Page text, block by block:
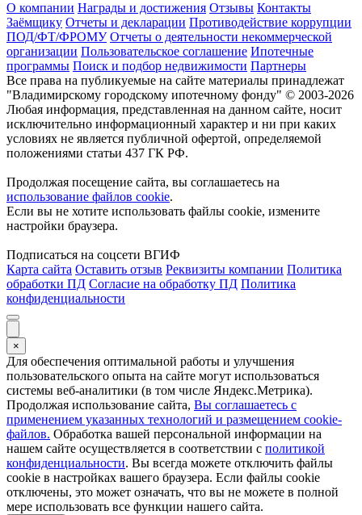
О компании Награды и достижения Отзывы Контакты
Заёмщику Отчеты и декларации Противодействие коррупции
ПОД/ФТ/ФРОМУ Отчеты о деятельности некоммерческой
организации Пользовательское соглашение Ипотечные
программы Поиск и подбор недвижимости Партнеры
Все права на публикуемые на сайте материалы принадлежат
"Владимирскому городскому ипотечному фонду" © 2003-2026
Любая информация, представленная на данном сайте, носит
исключительно информационный характер и ни при каких
условиях не является публичной офертой, определяемой
положениями статьи 437 ГК РФ.
Продолжая посещение сайта, вы соглашаетесь на
использование файлов cookie.
Если вы не хотите использовать файлы cookie, измените
настройки браузера.
Подписаться на соцсети ВГИФ
Карта сайта Оставить отзыв Реквизиты компании Политика
обработки ПД Согласие на обработку ПД Политика
конфиденциальности
×
Для обеспечения оптимальной работы и улучшения
пользовательского опыта на сайте могут использоваться
системы веб-аналитики (в том числе Яндекс.Метрика).
Продолжая использование сайта, Вы соглашаетесь с
применением указанных технологий и размещением cookie-
файлов. Обработка вашей персональной информации на
нашем сайте осуществляется в соответствии с политикой
конфиденциальности. Вы всегда можете отключить файлы
cookie в настройках вашего браузера. Если файлы cookie
отключены, это может означать, что вы не можете в полной
мере использовать все функции нашего сайта.